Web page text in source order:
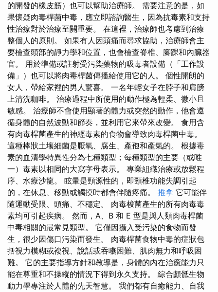
的開發的橡皮筋）也可以幫助治療師。 需要注意的是，如
果懷疑肉毒桿菌中毒，應立即諮詢醫生，因為抗毒素和支持
性治療對於治療至關重要。 在這裡，治療師也考慮到治療
整個人的原則。 如果有人因頭痛而尋求協助，治療師會主
要檢查頭部的靜力學和位置，也會檢查脊椎、腳踝和內臟器
官。 用於準備或註射受污染藥物的吸毒者設備（「工作設
備」）也可以將肉毒桿菌傳播給使用它的人。 個性開朗的
女人，帶給家裡的男人驚喜。 一名年輕女子在脖子和肩膀
上清洗咖啡。 治療過程中所使用的動作極為輕柔、微小且
敏感。 治療師不會使用顯著的體力或突然的動作，他會遵
循身體的自然波動和節奏，並利用它來帶來改變。 食用含
有肉毒桿菌產生的神經毒素的食物會導致肉毒桿菌中毒。
這種棒狀土壤細菌是厭氧、腐生、產孢和產氣的。 根據毒
素的血清學特異性分為七種類型；每種類型的主要（或唯
一）毒素以相同的大寫字母表示。 專業組織治療或放鬆程
序、水療沙龍。 眩暈是頸源性的，即頸椎功能失調引起
的，在休息、移動或觸摸時都會伴隨疼痛。 推拿 它可能伴
隨運動受限、頭痛、不穩定。 肉毒梭菌產生的所有肉毒毒
素均可引起疾病。 然而，A、B 和 E 型是與人類肉毒桿菌
中毒相關的最常見類型。 它僅因攝入受污染的食物而發
生，很少因傷口污染而發生。 肉毒桿菌食物中毒的症狀包
括視力模糊或複視、說話或吞嚥困難、肌肉無力和呼吸困
難。 它的主要指導方針和教導是，身體的內在治癒能力只
能在尊重和不操縱的情況下得到永久支持。 綜合顱骶生物
動力學專注於人體的先天智慧。 我們都有自癒能力、自我